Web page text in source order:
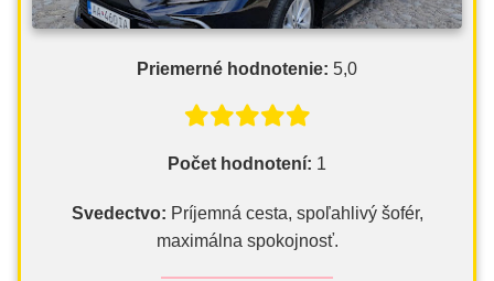
Priemerné hodnotenie: 5,0
Počet hodnotení: 1
Svedectvo: Príjemná cesta, spoľahlivý šofér,
maximálna spokojnosť.